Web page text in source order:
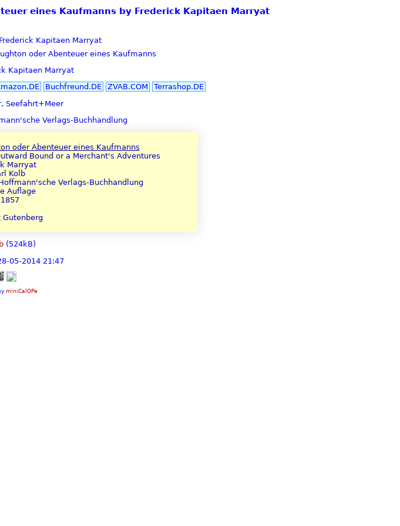
eines Kaufmanns by Frederick Kapitaen Marryat
Kapitaen Marryat
oder Abenteuer eines Kaufmanns
Kapitaen Marryat
Buchfreund.DE ZVAB.COM
Terrashop.DE
Seefahrt+Meer
Verlags-Buchhandlung
oder Abenteuer eines Kaufmanns
Bound or a Merchant's Adventures
Marryat
Kolb
Verlags-Buchhandlung
Auflage
Gutenberg
(524kB)
05-2014 21:47
miniCalOPe